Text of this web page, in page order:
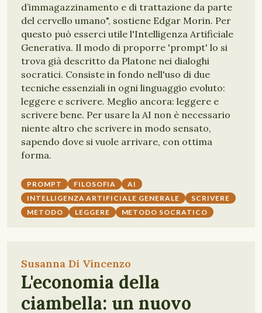
d’immagazzinamento e di trattazione da parte
del cervello umano", sostiene Edgar Morin. Per
questo può esserci utile l'Intelligenza Artificiale
Generativa. Il modo di proporre 'prompt' lo si
trova già descritto da Platone nei dialoghi
socratici. Consiste in fondo nell'uso di due
tecniche essenziali in ogni linguaggio evoluto:
leggere e scrivere. Meglio ancora: leggere e
scrivere bene. Per usare la AI non è necessario
niente altro che scrivere in modo sensato,
sapendo dove si vuole arrivare, con ottima
forma.
PROMPT FILOSOFIA
AI
INTELLIGENZA ARTIFICIALE GENERALE
SCRIVERE
METODO
LEGGERE METODO SOCRATICO
Susanna Di Vincenzo
L'economia della
ciambella: un nuovo